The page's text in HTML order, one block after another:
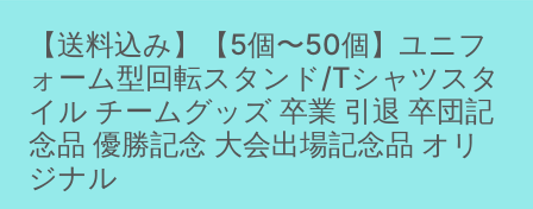
【送料込み】【5個〜50個】ユニフ
ォーム型回転スタンド/Tシャツスタ
イル チームグッズ 卒業 引退 卒団記
念品 優勝記念 大会出場記念品 オリ
ジナル